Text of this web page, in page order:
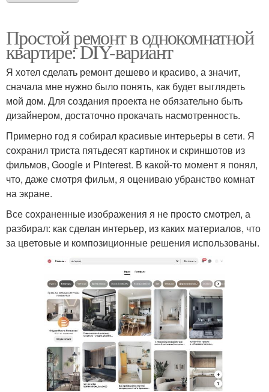
Простой ремонт в однокомнатной
квартире: DIY-вариант
Я хотел сделать ремонт дешево и красиво, а значит,
сначала мне нужно было понять, как будет выглядеть
мой дом. Для создания проекта не обязательно быть
дизайнером, достаточно прокачать насмотренность.
Примерно год я собирал красивые интерьеры в сети. Я
сохранил триста пятьдесят картинок и скриншотов из
фильмов, Google и Pinterest. В какой-то момент я понял,
что, даже смотря фильм, я оцениваю убранство комнат
на экране.
Все сохраненные изображения я не просто смотрел, а
разбирал: как сделан интерьер, из каких материалов, что
за цветовые и композиционные решения использованы.